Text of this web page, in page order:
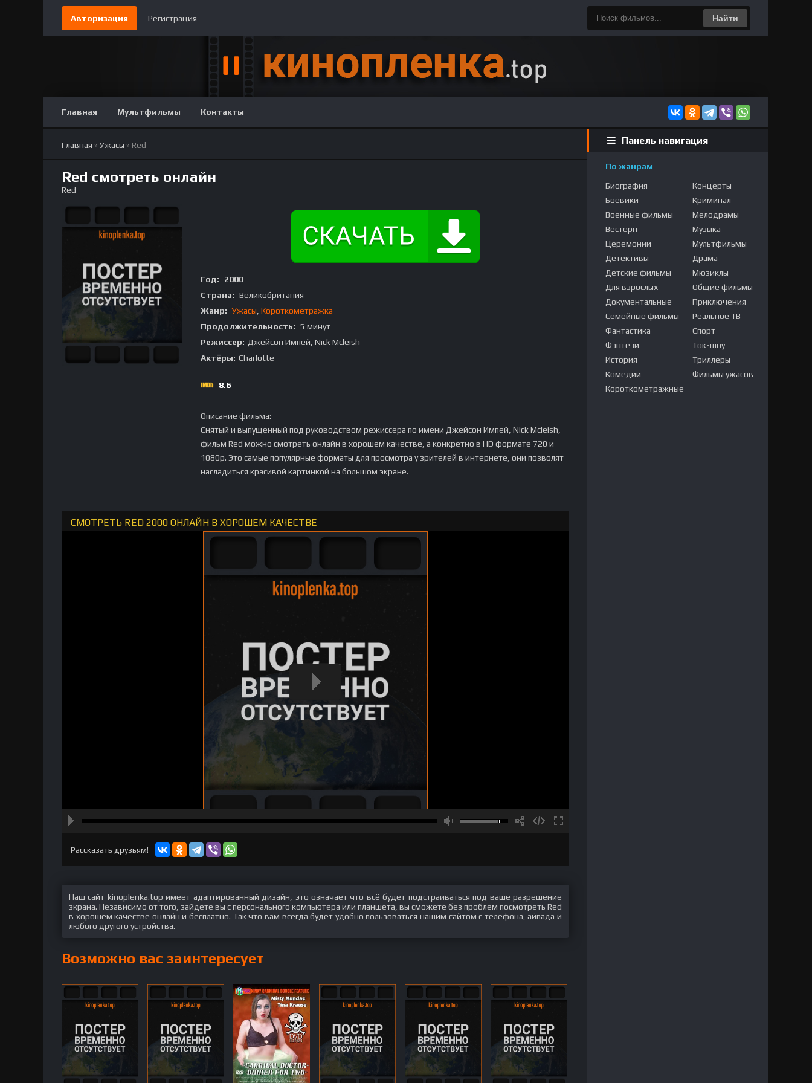
Авторизация Регистрация Найти
Главная Мультфильмы Контакты
Главная »Ужасы » Red
Red смотреть онлайн
Red
Год:
2000
Страна: Великобритания
Жанр: Ужасы Короткометражка
Продолжительность: 5 минут
Режиссер: Джейсон Импей, Nick Mcleish
Актёры: Charlotte
8.6
Описание фильма:
Снятый и выпущенный под руководством режиссера по имени Джейсон Импей, Nick Mcleish,
фильм Red можно смотреть онлайн в хорошем качестве, а конкретно в HD формате 720 и
1080p. Это самые популярные форматы для просмотра у зрителей в интернете, они позволят
насладиться красивой картинкой на большом экране.
СМОТРЕТЬ RED 2000 ОНЛАЙН В ХОРОШЕМ КАЧЕСТВЕ
Рассказать друзьям!
Наш сайт kinoplenka.top имеет адаптированный дизайн, это означает что всё будет подстраиваться под ваше разрешение
экрана. Независимо от того, зайдете вы с персонального компьютера или планшета, вы сможете без проблем посмотреть Red
в хорошем качестве онлайн и бесплатно. Так что вам всегда будет удобно пользоваться нашим сайтом с телефона, айпада и
любого другого устройства.
Возможно вас заинтересует
Панель навигация
По жанрам
Биография
Боевики
Военные фильмы
Вестерн
Церемонии
Детективы
Детские фильмы
Для взрослых
Документальные
Семейные фильмы
Фантастика
Фэнтези
История
Комедии
Короткометражные
Концерты
Криминал
Мелодрамы
Музыка
Мультфильмы
Драма
Мюзиклы
Общие фильмы
Приключения
Реальное ТВ
Спорт
Ток-шоу
Триллеры
Фильмы ужасов